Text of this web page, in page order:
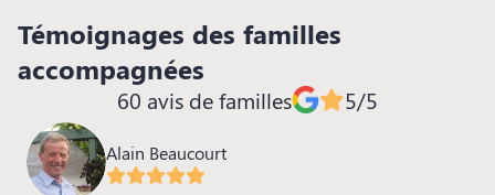
Témoignages des familles
accompagnées
60 avis de familles 5/5
Alain Beaucourt